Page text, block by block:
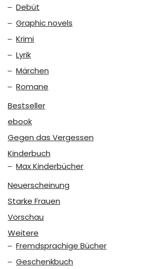
Debüt
Graphic novels
Krimi
Lyrik
Märchen
Romane
Bestseller
ebook
Gegen das Vergessen
Kinderbuch
Max Kinderbücher
Neuerscheinung
Starke Frauen
Vorschau
Weitere
Fremdsprachige Bücher
Geschenkbuch